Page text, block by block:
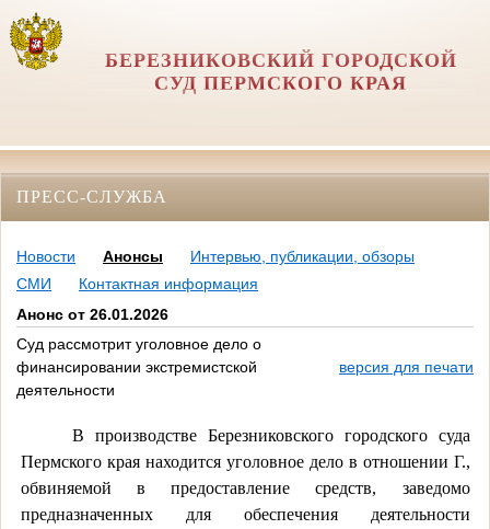
БЕРЕЗНИКОВСКИЙ ГОРОДСКОЙ
СУД ПЕРМСКОГО КРАЯ
ПРЕСС-СЛУЖБА
Новости Анонсы
Интервью, публикации, обзоры
СМИ
Контактная информация
Анонс от 26.01.2026
Суд рассмотрит уголовное дело о
финансировании экстремистской
деятельности
версия для печати
В производстве Березниковского городского суда
Пермского края находится уголовное дело в отношении Г.,
обвиняемой в предоставление средств, заведомо
предназначенных для обеспечения деятельности